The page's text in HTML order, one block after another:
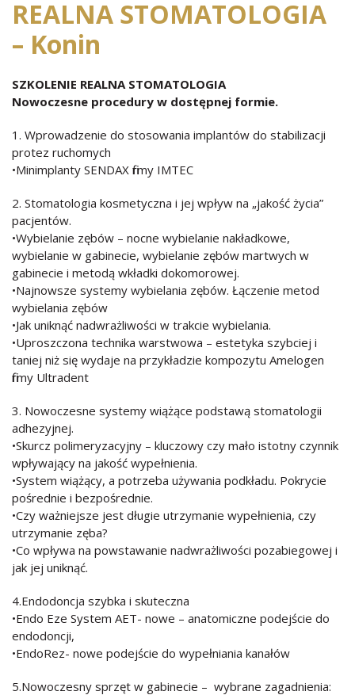
REALNA STOMATOLOGIA
– Konin
SZKOLENIE REALNA STOMATOLOGIA
Nowoczesne procedury w dostępnej formie.
1. Wprowadzenie do stosowania implantów do stabilizacji
protez ruchomych
•Minimplanty SENDAX firmy IMTEC
2. Stomatologia kosmetyczna i jej wpływ na „jakość życia”
pacjentów.
•Wybielanie zębów – nocne wybielanie nakładkowe,
wybielanie w gabinecie, wybielanie zębów martwych w
gabinecie i metodą wkładki dokomorowej.
•Najnowsze systemy wybielania zębów. Łączenie metod
wybielania zębów
•Jak uniknąć nadwrażliwości w trakcie wybielania.
•Uproszczona technika warstwowa – estetyka szybciej i
taniej niż się wydaje na przykładzie kompozytu Amelogen
firmy Ultradent
3. Nowoczesne systemy wiążące podstawą stomatologii
adhezyjnej.
•Skurcz polimeryzacyjny – kluczowy czy mało istotny czynnik
wpływający na jakość wypełnienia.
•System wiążący, a potrzeba używania podkładu. Pokrycie
pośrednie i bezpośrednie.
•Czy ważniejsze jest długie utrzymanie wypełnienia, czy
utrzymanie zęba?
•Co wpływa na powstawanie nadwrażliwości pozabiegowej i
jak jej uniknąć.
4.Endodoncja szybka i skuteczna
•Endo Eze System AET- nowe – anatomiczne podejście do
endodoncji,
•EndoRez- nowe podejście do wypełniania kanałów
5.Nowoczesny sprzęt w gabinecie – wybrane zagadnienia: